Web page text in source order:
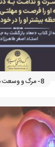
8- مرگ و وسعت دید